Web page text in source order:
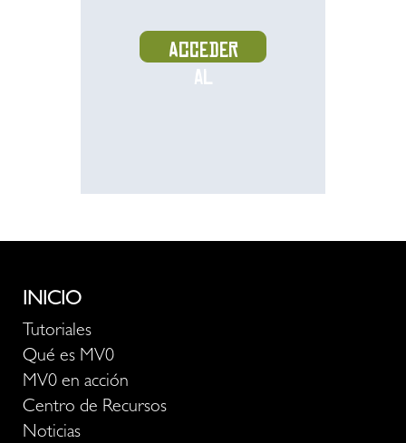
Acceder
al
INICIO
Tutoriales
Qué es MV0
MV0 en acción
Centro de Recursos
Noticias